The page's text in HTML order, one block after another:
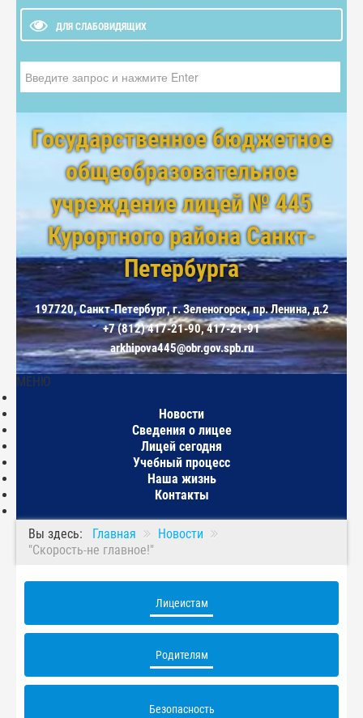
ДЛЯ СЛАБОВИДЯЩИХ
Государственное бюджетное
общеобразовательное
учреждение лицей № 445
Курортного района Санкт-
Петербурга
197720, Санкт-Петербург, г. Зеленогорск, пр. Ленина, д.2
+7 (812) 417-21-90, 417-21-91
arkhipova445@obr.gov.spb.ru
МЕНЮ
Новости
Сведения о лицее
Лицей сегодня
Учебный процесс
Наша жизнь
Контакты
Вы здесь: Главная
Новости
"Скорость-не главное!"
Лицеистам
Родителям
Безопасность